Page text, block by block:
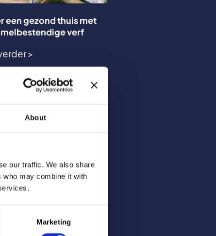
About
our traffic. We also share
who may combine it with
Marketing
een gezond thuis met
verf
>
Inducoat alleen de
verffilm claimt